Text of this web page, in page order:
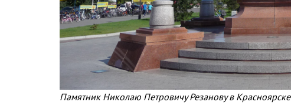
Памятник Николаю Петровичу Резанову в Красноярске